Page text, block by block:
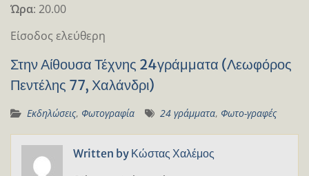
Ώρα: 20.00
Είσοδος ελεύθερη
Στην Αίθουσα Τέχνης 24γράμματα (Λεωφόρος
Πεντέλης 77, Χαλάνδρι)
Εκδηλώσεις, Φωτογραφία 24 γράμματα, Φωτο-γραφές
Written by Κώστας Χαλέμος